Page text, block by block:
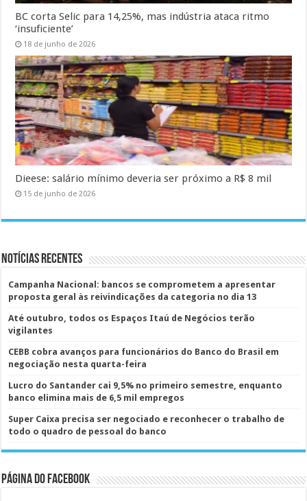
BC corta Selic para 14,25%, mas indústria ataca ritmo
‘insuficiente’
18 de junho de 2026
Dieese: salário mínimo deveria ser próximo a R$ 8 mil
15 de junho de 2026
Notícias Recentes
Campanha Nacional: bancos se comprometem a apresentar
proposta geral às reivindicações da categoria no dia 13
Até outubro, todos os Espaços Itaú de Negócios terão
vigilantes
CEBB cobra avanços para funcionários do Banco do Brasil em
negociação nesta quarta-feira
Lucro do Santander cai 9,5% no primeiro semestre, enquanto
banco elimina mais de 6,5 mil empregos
Super Caixa precisa ser negociado e reconhecer o trabalho de
todo o quadro de pessoal do banco
Página do Facebook